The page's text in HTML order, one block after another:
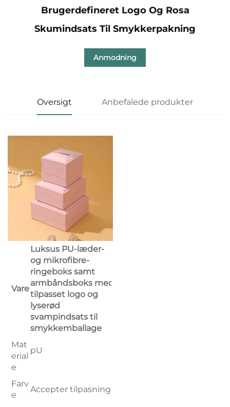
Brugerdefineret Logo Og Rosa
Skumindsats Til Smykkerpakning
Anmodning
Oversigt Anbefalede produkter
Vare
Luksus PU-læder-
og mikrofibre-
ringeboks samt
armbåndsboks med
tilpasset logo og
lyserød
svampindsats til
smykkemballage
Mat
erial
e
pU
Farv
e
Accepter tilpasning